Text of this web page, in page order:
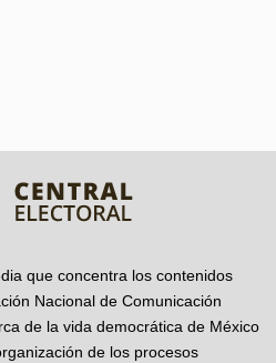
que concentra los contenidos
Nacional de Comunicación
de la vida democrática de México
de los procesos